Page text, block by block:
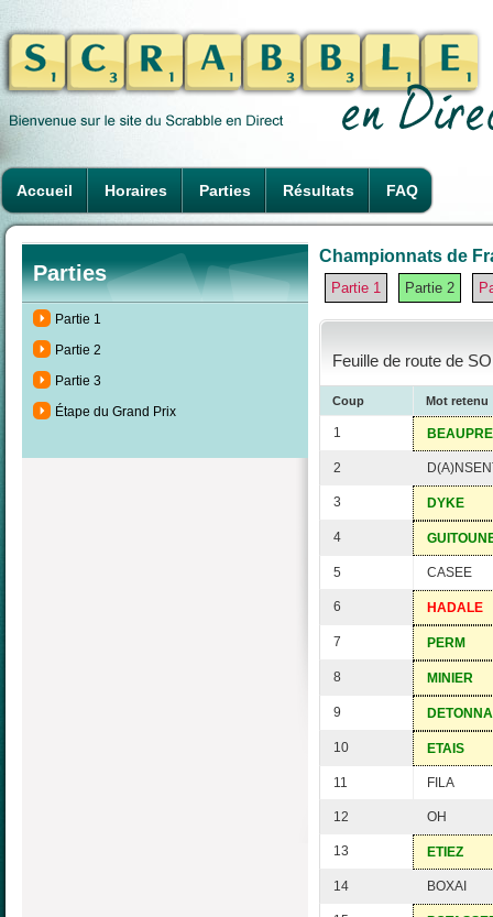
Accueil Horaires Parties Résultats FAQ
Parties
Partie 1
Partie 2
Partie 3
Étape du Grand Prix
Championnats de
Partie 1 Partie 2
Feuille de route de
Coup Mot retenu
1 BEAUPRE
2
3 DYKE
4
5 CASEE
6 HADALE
7 PERM
8 MINIER
9 DETONNA
10 ETAIS
11 FILA
12 OH
13 ETIEZ
14 BOXAI